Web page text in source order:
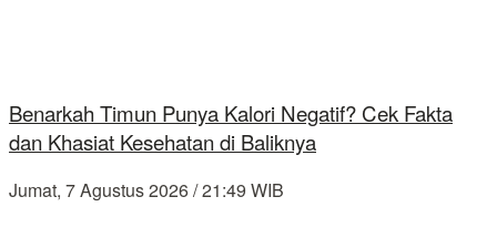
Benarkah Timun Punya Kalori Negatif? Cek Fakta
dan Khasiat Kesehatan di Baliknya
Jumat, 7 Agustus 2026 / 21:49 WIB